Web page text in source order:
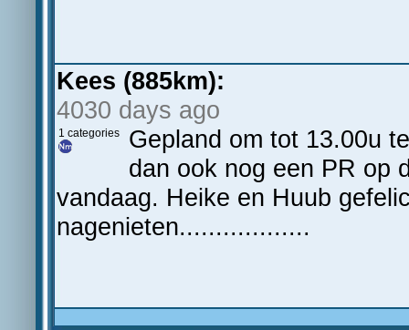
Kees (885km):
4030 days ago
1 categories
Gepland om tot 13.00u
dan ook nog een PR op
vandaag. Heike en Huub
nagenieten..................